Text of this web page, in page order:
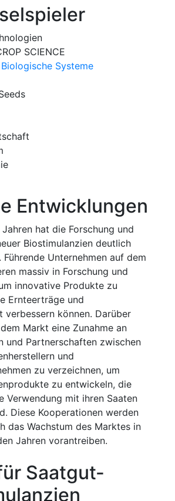
SCIENCE
Systeme
Entwicklungen
hat die Forschung und
Biostimulanzien deutlich
Führende Unternehmen auf dem
massiv in Forschung und
innovative Produkte zu
Ernteerträge und
verbessern können. Darüber
Markt eine Zunahme an
und Partnerschaften zwischen
und
zu verzeichnen, um
zu entwickeln, die
Verwendung mit ihren Saaten
Diese Kooperationen werden
das Wachstum des Marktes in
Jahren vorantreiben.
Saatgut-